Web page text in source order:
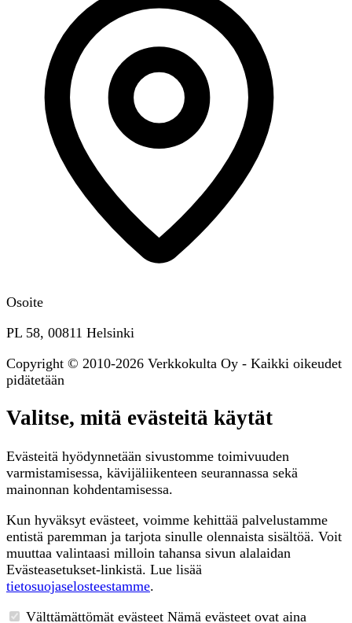
Osoite
PL 58, 00811 Helsinki
Copyright © 2010-2026 Verkkokulta Oy - Kaikki oikeudet
pidätetään
Valitse, mitä evästeitä käytät
Evästeitä hyödynnetään sivustomme toimivuuden
varmistamisessa, kävijäliikenteen seurannassa sekä
mainonnan kohdentamisessa.
Kun hyväksyt evästeet, voimme kehittää palvelustamme
entistä paremman ja tarjota sinulle olennaista sisältöä. Voit
muuttaa valintaasi milloin tahansa sivun alalaidan
Evästeasetukset-linkistä. Lue lisää
tietosuojaselosteestamme.
Välttämättömät evästeet Nämä evästeet ovat aina